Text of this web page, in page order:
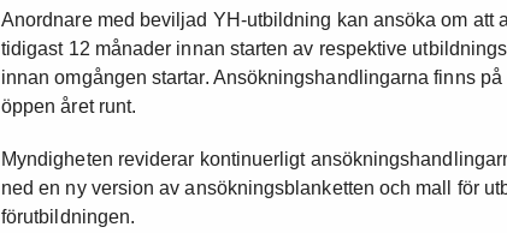
Anordnare med beviljad YH-utbildning kan ansöka om att
tidigast 12 månader innan starten av respektive
innan omgången startar. Ansökningshandlingarna finns
öppen året runt.
Myndigheten reviderar kontinuerligt
ned en ny version av ansökningsblanketten och mall för
förutbildningen.